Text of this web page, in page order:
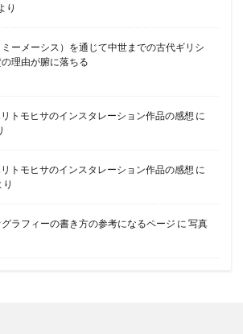
り
ーメーシス）を通じて中世までの古代ギリシ
理由が腑に落ちる
トモヒサのインスタレーション作品の感想 に
トモヒサのインスタレーション作品の感想 に
り
ラフィーの書き方の参考になるページ に 写真